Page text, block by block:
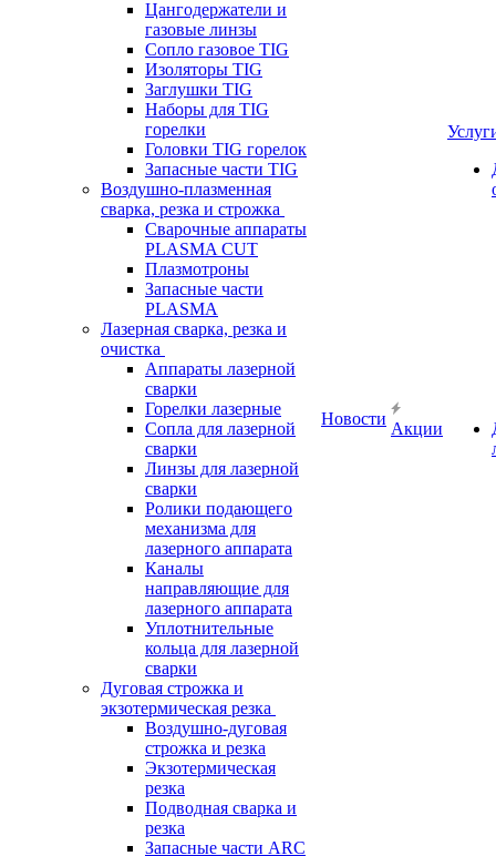
Цангодержатели и
газовые линзы
Сопло газовое TIG
Изоляторы TIG
Заглушки TIG
Наборы для TIG
горелки
Головки TIG горелок
Запасные части TIG
Воздушно-плазменная
сварка, резка и строжка
Сварочные аппараты
PLASMA CUT
Плазмотроны
Запасные части
PLASMA
Лазерная сварка, резка и
очистка
Аппараты лазерной
сварки
Горелки лазерные
Сопла для лазерной
сварки
Линзы для лазерной
сварки
Ролики подающего
механизма для
лазерного аппарата
Каналы
направляющие для
лазерного аппарата
Уплотнительные
кольца для лазерной
сварки
Дуговая строжка и
экзотермическая резка
Воздушно-дуговая
строжка и резка
Экзотермическая
резка
Подводная сварка и
резка
Запасные части ARC
Новости
Акции